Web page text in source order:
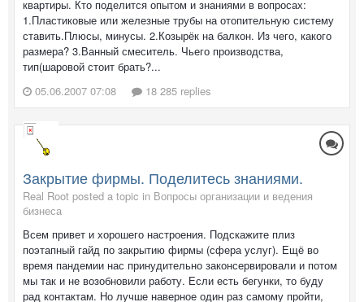
квартиры. Кто поделится опытом и знаниями в вопросах:
1.Пластиковые или железные трубы на отопительную систему
ставить.Плюсы, минусы. 2.Козырёк на балкон. Из чего, какого
размера? 3.Ванный смеситель. Чьего производства,
тип(шаровой стоит брать?...
05.06.2007 07:08
18 285 replies
Закрытие фирмы. Поделитесь знаниями.
Real Root posted a topic in Вопросы организации и ведения
бизнеса
Всем привет и хорошего настроения. Подскажите плиз
поэтапный гайд по закрытию фирмы (сфера услуг). Ещё во
время пандемии нас принудительно законсервировали и потом
мы так и не возобновили работу. Если есть бегунки, то буду
рад контактам. Но лучше наверное один раз самому пройти,